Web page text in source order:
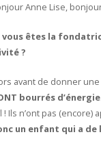
Anne Lise,
vous êtes la
?
avant de donner
bourrés d’énergie
! Ils n’ont pas
un enfant qui a